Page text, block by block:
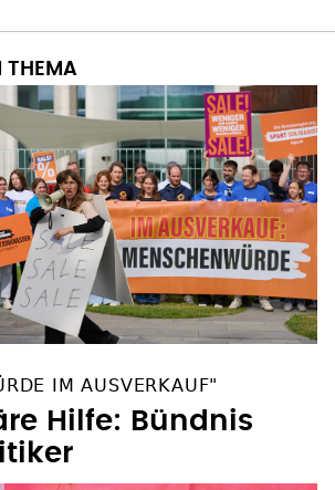
THEMA
IM AUSVERKAUF"
Hilfe: Bündnis